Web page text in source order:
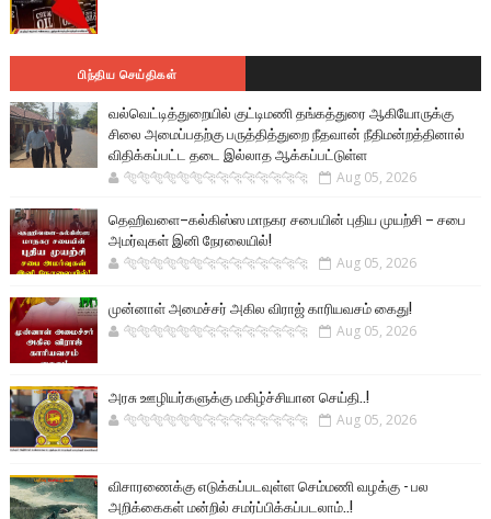
பிந்திய செய்திகள்
வல்வெட்டித்துறையில் குட்டிமணி தங்கத்துரை ஆகியோருக்கு
சிலை அமைப்பதற்கு பருத்தித்துறை நீதவான் நீதிமன்றத்தினால்
விதிக்கப்பட்ட தடை இல்லாத ஆக்கப்பட்டுள்ள
🐅🐅🐅🐅🐅🐅🐆🐆🐆🐆🐆🐆🐆🐆 Aug 05, 2026
தெஹிவளை–கல்கிஸ்ஸ மாநகர சபையின் புதிய முயற்சி – சபை
அமர்வுகள் இனி நேரலையில்!
🐅🐅🐅🐅🐅🐅🐆🐆🐆🐆🐆🐆🐆🐆 Aug 05, 2026
முன்னாள் அமைச்சர் அகில விராஜ் காரியவசம் கைது!
🐅🐅🐅🐅🐅🐅🐆🐆🐆🐆🐆🐆🐆🐆 Aug 05, 2026
அரசு ஊழியர்களுக்கு மகிழ்ச்சியான செய்தி..!
🐅🐅🐅🐅🐅🐅🐆🐆🐆🐆🐆🐆🐆🐆 Aug 05, 2026
விசாரணைக்கு எடுக்கப்படவுள்ள செம்மணி வழக்கு - பல
அறிக்கைகள் மன்றில் சமர்ப்பிக்கப்படலாம்..!